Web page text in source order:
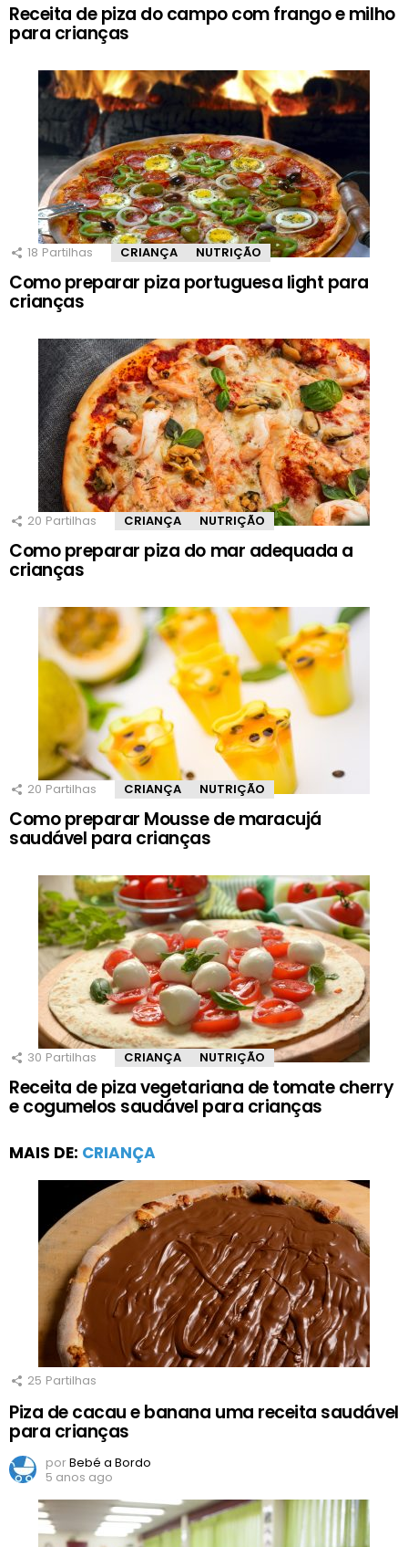
Receita de piza do campo com frango e milho
para crianças
18 Partilhas CRIANÇA NUTRIÇÃO
Como preparar piza portuguesa light para
crianças
20 Partilhas CRIANÇA NUTRIÇÃO
Como preparar piza do mar adequada a
crianças
20 Partilhas CRIANÇA NUTRIÇÃO
Como preparar Mousse de maracujá
saudável para crianças
30 Partilhas CRIANÇA NUTRIÇÃO
Receita de piza vegetariana de tomate cherry
e cogumelos saudável para crianças
MAIS DE: CRIANÇA
25 Partilhas
Piza de cacau e banana uma receita saudável
para crianças
porBebé a Bordo
5 anos ago